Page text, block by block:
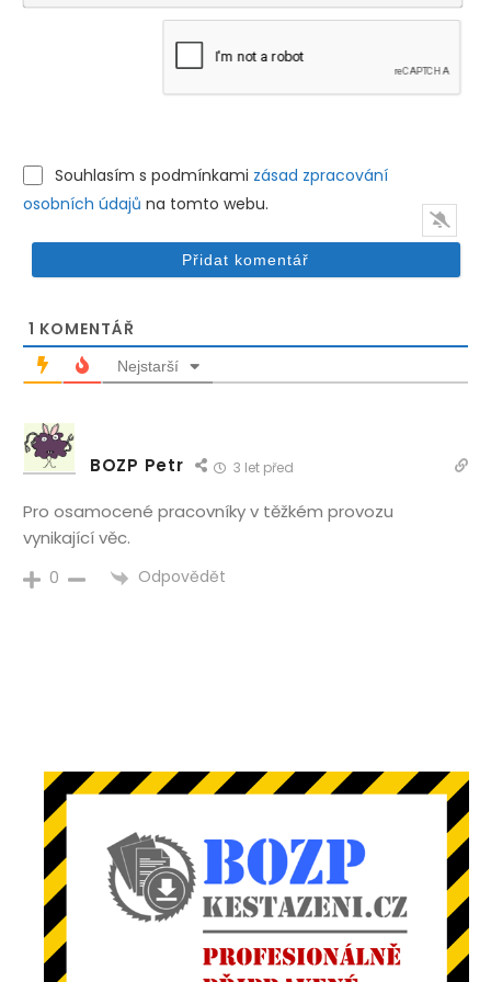
Souhlasím s podmínkami zásad zpracování
osobních údajů na tomto webu.
1 KOMENTÁŘ
Nejstarší
BOZP Petr 3 let před
Pro osamocené pracovníky v těžkém provozu
vynikající věc.
0 Odpovědět